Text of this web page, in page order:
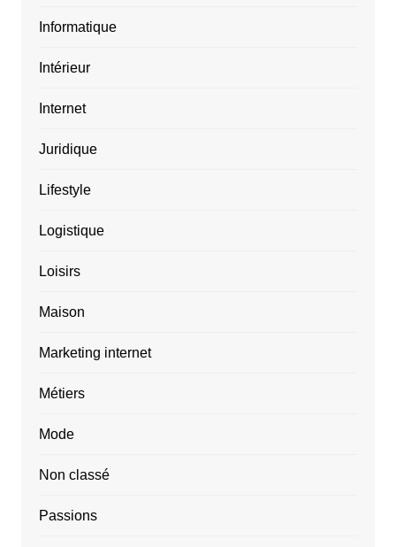
Informatique
Intérieur
Internet
Juridique
Lifestyle
Logistique
Loisirs
Maison
Marketing internet
Métiers
Mode
Non classé
Passions